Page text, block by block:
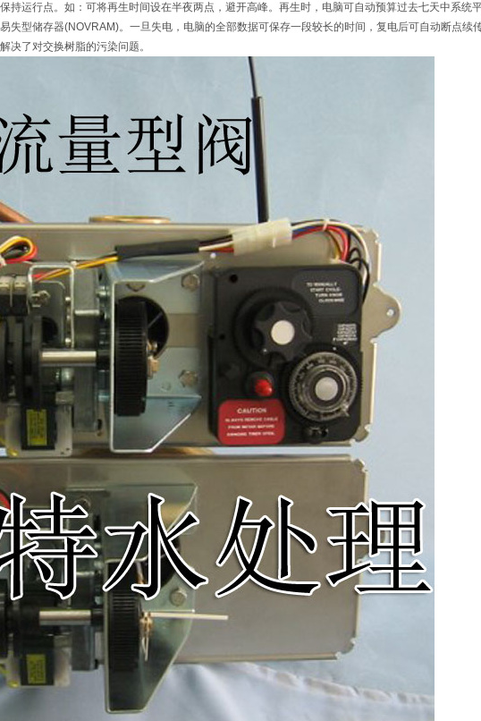
持运行点。如：可将再生时间设在半夜两点，避开高峰。再生时，电脑可自动预算过去七天中系统
失型储存器(NOVRAM)。一旦失电，电脑的全部数据可保存一段较长的时间，复电后可自动断点续
决了对交换树脂的污染问题。